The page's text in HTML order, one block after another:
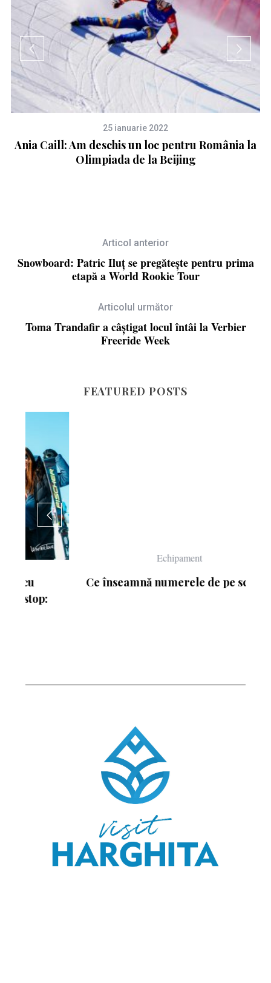
25 ianuarie 2022
Ania Caill: Am deschis un loc pentru România la
Olimpiada de la Beijing
Articol anterior
Snowboard: Patric Iluț se pregătește pentru prima
etapă a World Rookie Tour
Articolul următor
Toma Trandafir a câștigat locul întâi la Verbier
Freeride Week
FEATURED POSTS
Echipament
Ce înseamnă numerele de pe schiuri